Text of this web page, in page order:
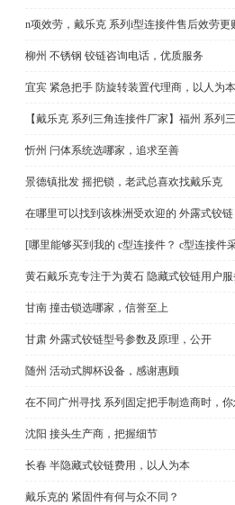
n项效劳，戴乐克 系列i型连接件售后效劳更
柳州 不锈钢 铰链咨询电话，优质服务
宜宾 紧急把手 防旋转装置代理商，以人为本
【戴乐克 系列三角连接件厂家】福州 系列
忻州 闩体系统选哪家，追求至善
景德镇批发 摇把锁，老武总喜欢找戴乐克
在哪里可以找到该株洲受欢迎的 外露式铰
[哪里能够买到我的 c型连接件？ c型连接件
黄石戴乐克专注于为黄石 隐藏式铰链用户
甘南 撞击锁选哪家，信誉至上
甘肃 外露式铰链型号参数及原理，公开
随州 活动式脚杯设备，感谢惠顾
在不同广州寻找 系列固定把手制造商时，
沈阳 接头生产商，把握细节
长春 半隐藏式铰链费用，以人为本
戴乐克的 紧固件有何与众不同？